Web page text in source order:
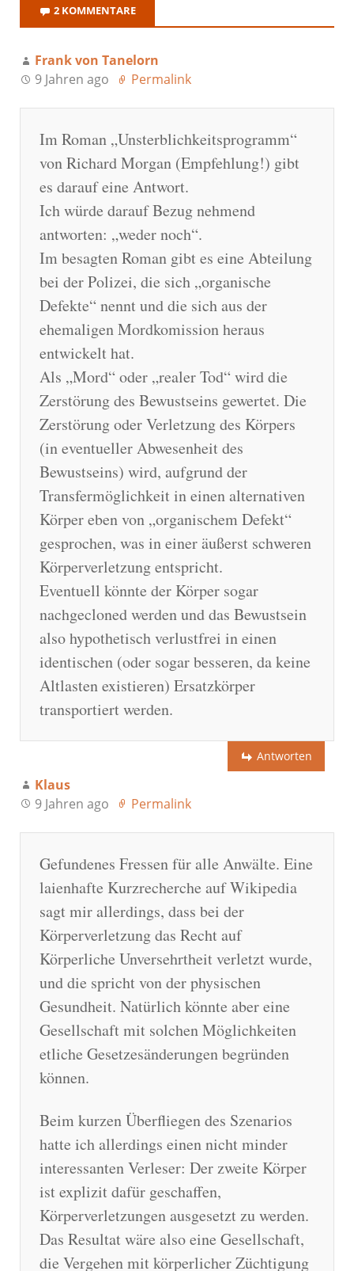
2 KOMMENTARE
Frank von Tanelorn
9 Jahren ago
Permalink
Im Roman „Unsterblichkeitsprogramm“
von Richard Morgan (Empfehlung!) gibt
es darauf eine Antwort.
Ich würde darauf Bezug nehmend
antworten: „weder noch“.
Im besagten Roman gibt es eine Abteilung
bei der Polizei, die sich „organische
Defekte“ nennt und die sich aus der
ehemaligen Mordkomission heraus
entwickelt hat.
Als „Mord“ oder „realer Tod“ wird die
Zerstörung des Bewustseins gewertet. Die
Zerstörung oder Verletzung des Körpers
(in eventueller Abwesenheit des
Bewustseins) wird, aufgrund der
Transfermöglichkeit in einen alternativen
Körper eben von „organischem Defekt“
gesprochen, was in einer äußerst schweren
Körperverletzung entspricht.
Eventuell könnte der Körper sogar
nachgecloned werden und das Bewustsein
also hypothetisch verlustfrei in einen
identischen (oder sogar besseren, da keine
Altlasten existieren) Ersatzkörper
transportiert werden.
Antworten
Klaus
9 Jahren ago
Permalink
Gefundenes Fressen für alle Anwälte. Eine
laienhafte Kurzrecherche auf Wikipedia
sagt mir allerdings, dass bei der
Körperverletzung das Recht auf
Körperliche Unversehrtheit verletzt wurde,
und die spricht von der physischen
Gesundheit. Natürlich könnte aber eine
Gesellschaft mit solchen Möglichkeiten
etliche Gesetzesänderungen begründen
können.
Beim kurzen Überfliegen des Szenarios
hatte ich allerdings einen nicht minder
interessanten Verleser: Der zweite Körper
ist explizit dafür geschaffen,
Körperverletzungen ausgesetzt zu werden.
Das Resultat wäre also eine Gesellschaft,
die Vergehen mit körperlicher Züchtigung